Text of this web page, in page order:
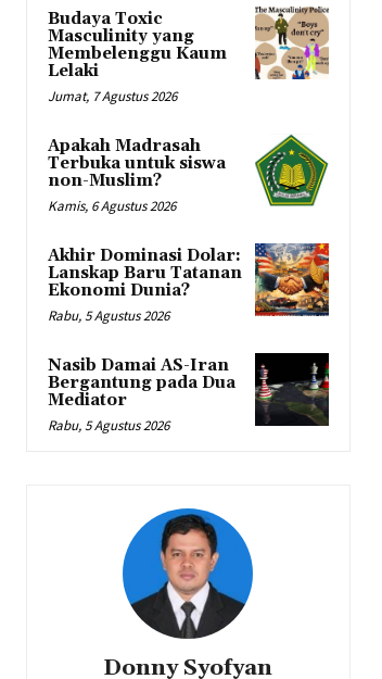
Budaya Toxic
Masculinity yang
Membelenggu Kaum
Lelaki
Jumat, 7 Agustus 2026
Apakah Madrasah
Terbuka untuk siswa
non-Muslim?
Kamis, 6 Agustus 2026
Akhir Dominasi Dolar:
Lanskap Baru Tatanan
Ekonomi Dunia?
Rabu, 5 Agustus 2026
Nasib Damai AS-Iran
Bergantung pada Dua
Mediator
Rabu, 5 Agustus 2026
Donny Syofyan